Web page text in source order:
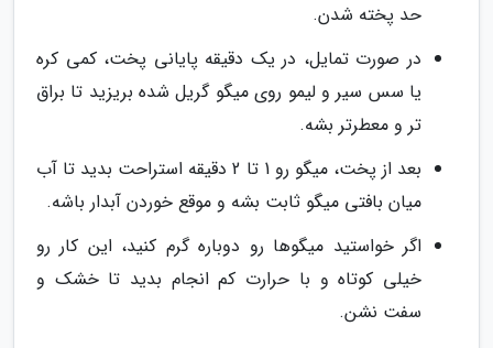
حد پخته شدن.
در صورت تمایل، در یک دقیقه پایانی پخت، کمی کره
یا سس سیر و لیمو روی میگو گریل شده بریزید تا براق
تر و معطرتر بشه.
بعد از پخت، میگو رو 1 تا 2 دقیقه استراحت بدید تا آب
میان بافتی میگو ثابت بشه و موقع خوردن آبدار باشه.
اگر خواستید میگوها رو دوباره گرم کنید، این کار رو
خیلی کوتاه و با حرارت کم انجام بدید تا خشک و
سفت نشن.